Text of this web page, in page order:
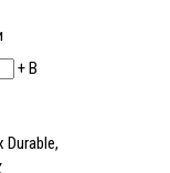
+В
Durable,